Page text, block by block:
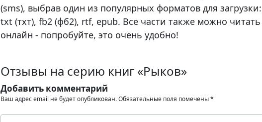
(sms), выбрав один из популярных форматов для загрузки:
txt (тхт), fb2 (фб2), rtf, epub. Все части также можно читать
онлайн - попробуйте, это очень удобно!
Отзывы на серию книг «Рыков»
Добавить комментарий
Ваш адрес email не будет опубликован.Обязательные поля помечены*